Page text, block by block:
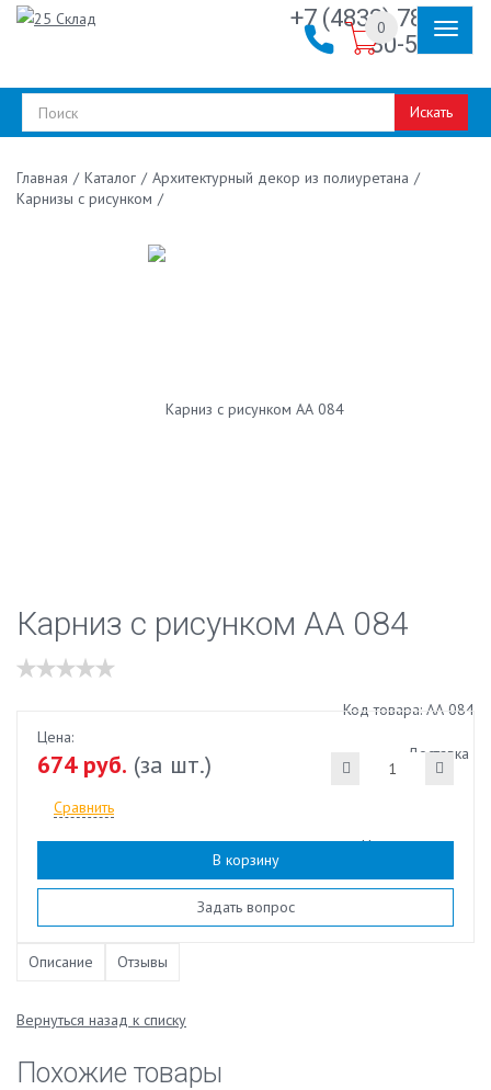
+7 (4832) 78-
30-50
Искать
0
Главная / Каталог / Архитектурный декор из полиуретана /
Карнизы с рисунком /
Карниз с рисунком АА 084
Наличие:есть
Код товара: АА 084
Доставка
Цена:
674 руб. (за шт.)
Сравнить
В корзину
Задать вопрос
Описание Отзывы
Вернуться назад к списку
Похожие товары